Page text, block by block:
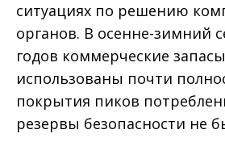
ситуациях по решению
органов. В осенне-зимний
годов коммерческие
использованы почти
покрытия пиков
резервы безопасности не